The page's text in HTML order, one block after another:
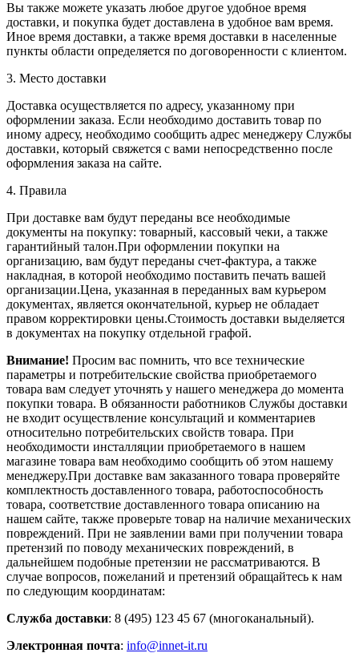
Вы также можете указать любое другое удобное время
доставки, и покупка будет доставлена в удобное вам время.
Иное время доставки, а также время доставки в населенные
пункты области определяется по договоренности с клиентом.
3. Место доставки
Доставка осуществляется по адресу, указанному при
оформлении заказа. Если необходимо доставить товар по
иному адресу, необходимо сообщить адрес менеджеру Службы
доставки, который свяжется с вами непосредственно после
оформления заказа на сайте.
4. Правила
При доставке вам будут переданы все необходимые
документы на покупку: товарный, кассовый чеки, а также
гарантийный талон.При оформлении покупки на
организацию, вам будут переданы счет-фактура, а также
накладная, в которой необходимо поставить печать вашей
организации.Цена, указанная в переданных вам курьером
документах, является окончательной, курьер не обладает
правом корректировки цены.Стоимость доставки выделяется
в документах на покупку отдельной графой.
Внимание! Просим вас помнить, что все технические
параметры и потребительские свойства приобретаемого
товара вам следует уточнять у нашего менеджера до момента
покупки товара. В обязанности работников Службы доставки
не входит осуществление консультаций и комментариев
относительно потребительских свойств товара. При
необходимости инсталляции приобретаемого в нашем
магазине товара вам необходимо сообщить об этом нашему
менеджеру.При доставке вам заказанного товара проверяйте
комплектность доставленного товара, работоспособность
товара, соответствие доставленного товара описанию на
нашем сайте, также проверьте товар на наличие механических
повреждений. При не заявлении вами при получении товара
претензий по поводу механических повреждений, в
дальнейшем подобные претензии не рассматриваются. В
случае вопросов, пожеланий и претензий обращайтесь к нам
по следующим координатам:
Служба доставки: 8 (495) 123 45 67 (многоканальный).
Электронная почта: info@innet-it.ru